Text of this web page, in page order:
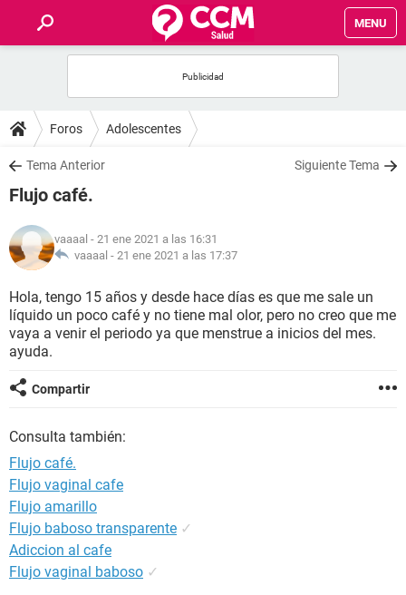
MENU
FOROS
SALUD
FAMILIA
NUTRICIÓN
BIENESTAR
SEXUALIDAD
GLOSARIO
Foros Adolescentes
Tema Anterior Siguiente Tema
Flujo café.
vaaaal - 21 ene 2021 a las 16:31
vaaaal - 21 ene 2021 a las 17:37
Hola, tengo 15 años y desde hace días es que me sale un
líquido un poco café y no tiene mal olor, pero no creo que me
vaya a venir el periodo ya que menstrue a inicios del mes.
ayuda.
Compartir
Consulta también:
Flujo café.
Flujo vaginal cafe
Flujo amarillo
Flujo baboso transparente ✓
Adiccion al cafe
Flujo vaginal baboso ✓